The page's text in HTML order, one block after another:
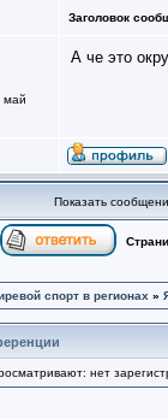
Заголовок
май
А че это
Показать
спорт в регионах »
нет